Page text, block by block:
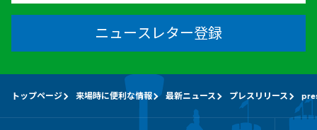
ニュースレター登録
トップページ 来場時に便利な情報 最新ニュース プレスリリース